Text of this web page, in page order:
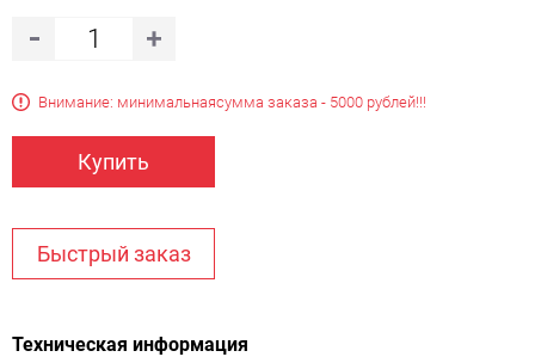
Внимание: минимальнаясумма заказа - 5000 рублей!!!
Купить
Быстрый заказ
Техническая информация